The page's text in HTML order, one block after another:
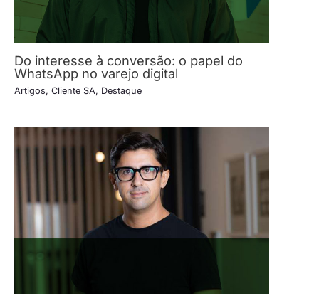
Do interesse à conversão: o papel do
WhatsApp no varejo digital
Artigos, Cliente SA, Destaque